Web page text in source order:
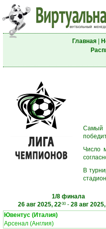
Главная|
Самый
Число
В
1/8 финала
26 авг 2025, 2200- 28 авг
Ювентус (Италия)
Арсенал (Англия)